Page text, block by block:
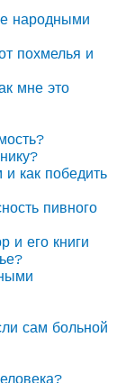
народными
похмелья и
мне это
и как победить
пивного
и его книги
сам больной